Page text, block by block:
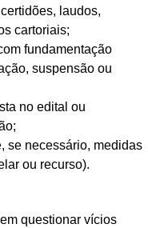
laudos,
cartoriais;
fundamentação
suspensão ou
no edital ou
se necessário, medidas
ou recurso).
questionar vícios